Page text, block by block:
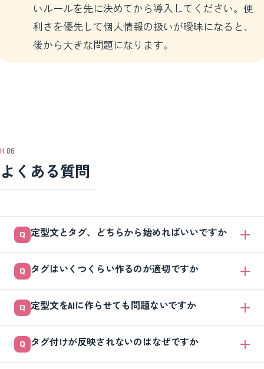
いルールを先に決めてから導入してください。便
利さを優先して個人情報の扱いが曖昧になると、
後から大きな問題になります。
よくある質問
定型文とタグ、どちらから始めればいいですか
からです。よく使う返信を5本ほどテンプレ化したら、次に状態を表す
タグを5個前後だけ用意し、運用ルールと一緒に少しずつ広げていきま
しょう。
タグはいくつくらい作るのが適切ですか
きず、付ける基準もバラつきます。新規・検討中・成約・リピーターの
ような状態タグから始め、必要になったら相談のうえ少しずつ増やすと
失敗しにくいです。
定型文をAIに作らせても問題ないですか
すぐ作れます。ただし料金や時間などの事実は必ず人が確認し、相手ご
とに一部を直してから送ってください。そのまま全自動で送るのは避け
タグ付けが反映されないのはなぜですか